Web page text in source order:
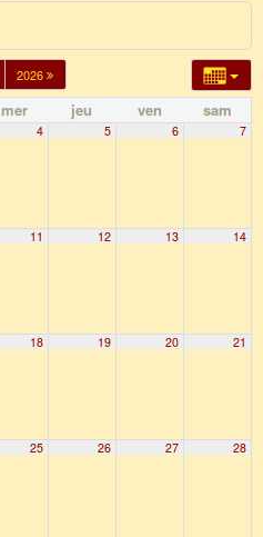
2026
mer jeu ven sam
4 5 6 7
11 12 13 14
18 19 20 21
25 26 27 28